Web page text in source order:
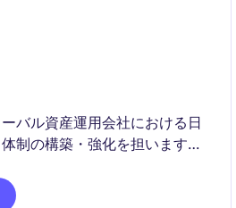
バル資産運用会社における日
制の構築・強化を担います。
ていただきます。